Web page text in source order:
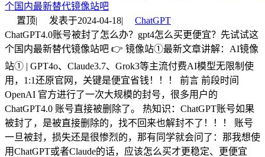
个国内最新替代镜像站吧
置顶| 发表于2024-04-18|
ChatGPT
ChatGPT4.0账号被封了怎么办？gpt4怎么买更便宜？先试试这
个国内最新替代镜像站吧 👉 镜像站①最新文章讲解：AI镜像
站① | GPT4o、Claude3.7、Grok3等主流付费AI模型无限制使
用，1:1还原官网，关键是便宜省钱！！！ 前言 前段时间
OpenAI 官方进行了一次大规模的封号，很多用户的
ChatGPT4.0 账号直接被删除了。 热知识：ChatGPT账号如果
被封了，是被直接删除的，找不回来也解封不了！！！ 账号
一旦被封，损失还是很惨烈的，那有同学就会问了：那我想使
用ChatGPT或者Claude的话，应该怎么买才更稳定、更便宜